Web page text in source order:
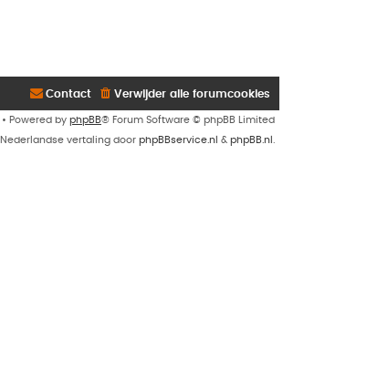
Verwijder alle forumcookies
Contact
• Powered by phpBB® Forum Software © phpBB Limited
Nederlandse vertaling door phpBBservice.nl & phpBB.nl